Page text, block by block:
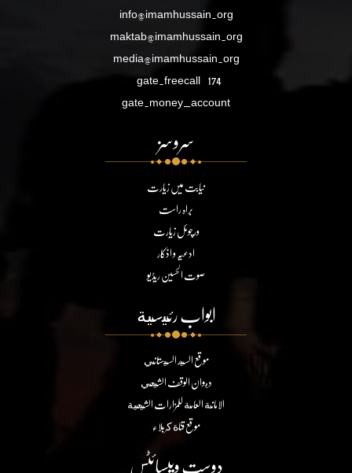
info@imamhussain.org
maktab@imamhussain.org
media@imamhussain.org
gate.freecall 174
gate.money_account
سروسز
نیابت میں زیارت
براہ راست
ورچوئل زیارت
ادعیہ و اذکار
صوت الحسین ریڈیو
ابواب رئيسية
موقع السيد السيستاني
ديوان الوقف الشيعي
الامانة العامة للمزارات الشيعية
موقع قناة كربلاء